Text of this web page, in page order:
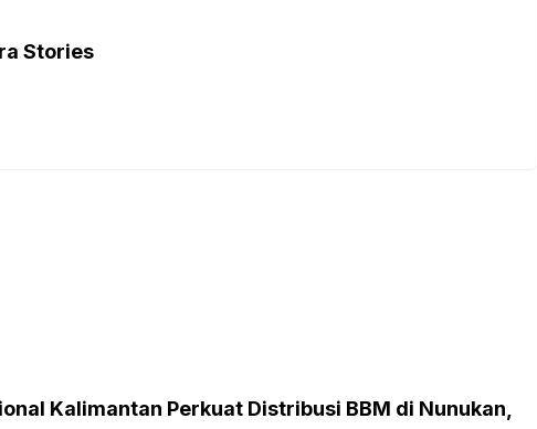
Stories
Kalimantan Perkuat Distribusi BBM di Nunukan,